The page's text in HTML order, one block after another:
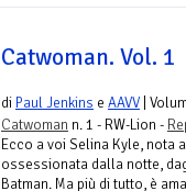
Catwoman. Vol. 1
di Paul Jenkins e AAVV |
Catwoman n. 1 - RW-Lion -
Ecco a voi Selina Kyle, nota
ossessionata dalla notte,
Batman. Ma più di tutto, è